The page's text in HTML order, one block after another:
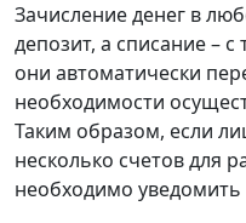
Зачисление денег в
депозит, а списание –
они автоматически
необходимости
Таким образом, если
несколько счетов для
необходимо